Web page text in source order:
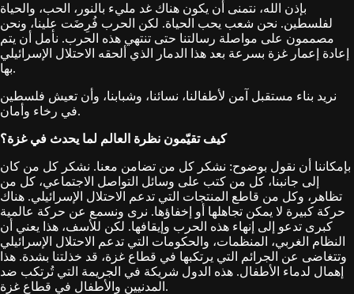
بإذن الله، نتمنى أن يكون هناك غد مليء بالنور، الحب، والحياة
لفلسطين. نحن شعب يحب الحياة. لكن الحرب فُرِضَت علينا، ونحن
مصممون على مواصلة رسالتنا حتى تنتهي هذه الحرب. نأمل أن يتم
إعادة إعمار غزة بسرعة بعد هذا الدمار الذي ألحقه الاحتلال الإسرائيلي
بها.
نريد بناء مستقبل آمن لأطفالنا، نسائنا، وشبابنا، وأن تعيش فلسطين
في رخاء وأمان.
كيف تقيّمون نظرة العالم لما يحدث في غزة؟
بإمكاننا أن نقول بوضوح: نشكر كل من تضامن معنا. نشكر كل من كان
إلى جانبنا، كل من كتب على وسائل التواصل الاجتماعي، كل من
تظاهر، وكل من قاطع المنتجات التي تدعم الاحتلال الإسرائيلي. هناك
حركة كبيرة لا يمكن تجاهلها أو إخفاؤها. نرى ونسمع عن حركة عالمية
كبرى تدعو إلى إنهاء هذه الحرب وإيقافها. لكن للأسف، هذا يعني أن
النظام الغربي، المنظمات، والحكومات التي تدعم الاحتلال الإسرائيلي
وتتغاضى عن الجرائم التي يرتكبها في قطاع غزة، قد خذلتنا بشدة. هذا
إهمال لدماء الأطفال. هذه الدول شريكة في الجريمة التي تُرتكب ضد
المدنيين والأطفال في قطاع غزة.